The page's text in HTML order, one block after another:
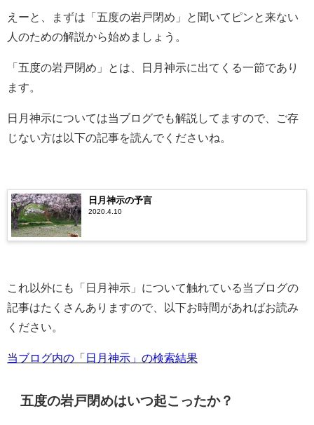
えーと、まずは「五度の岩戸閉め」と聞いてピンと来ない
人のための解説から始めましょう。
「五度の岩戸閉め」とは、日月神示に出てくる一節であり
ます。
日月神示については当ブログでも解説してますので、ご存
じない方は以下の記事を読んでくださいね。
日月神示の予言
2020.4.10
これ以外にも「日月神示」について触れている当ブログの
記事はたくさんありますので、以下お時間があればお読み
ください。
当ブログ内の「日月神示」の検索結果
五度の岩戸閉めはいつ起こったか？